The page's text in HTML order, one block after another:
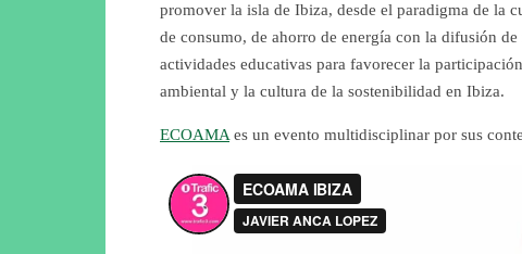
promover la isla de Ibiza, desde el paradigma de la
de consumo, de ahorro de energía con la difusión
actividades educativas para favorecer la
ambiental y la cultura de la sostenibilidad en Ibiza.
ECOAMA es un evento multidisciplinar por sus